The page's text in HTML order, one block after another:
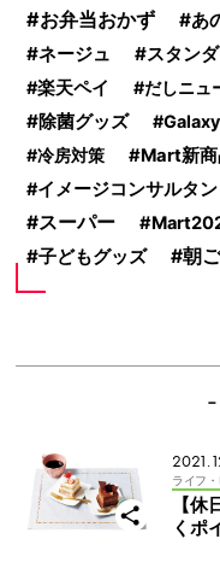
お弁当おかず あ
ネージュ スタン
楽天ペイ だしニュ
除菌グッズ
冷房対策
Mart新商
イメージコンサルタン
スーパー
子どもグッズ
朝
ライフ
【
くポ